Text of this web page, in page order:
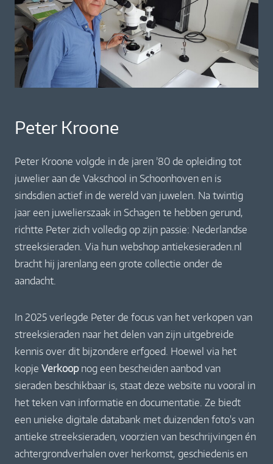
Peter Kroone
Peter Kroone volgde in de jaren ’80 de opleiding tot
juwelier aan de Vakschool in Schoonhoven en is
sindsdien actief in de wereld van juwelen. Na twintig
jaar een juwelierszaak in Schagen te hebben gerund,
richtte Peter zich volledig op zijn passie: Nederlandse
streeksieraden. Via hun webshop antiekesieraden.nl
bracht hij jarenlang een grote collectie onder de
aandacht.
In 2025 verlegde Peter de focus van het verkopen van
streeksieraden naar het delen van zijn uitgebreide
kennis over dit bijzondere erfgoed. Hoewel via het
kopje Verkoopnog een bescheiden aanbod van
sieraden beschikbaar is, staat deze website nu vooral in
het teken van informatie en documentatie. Ze biedt
een unieke digitale databank met duizenden foto's van
antieke streeksieraden, voorzien van beschrijvingen én
achtergrondverhalen over herkomst, geschiedenis en